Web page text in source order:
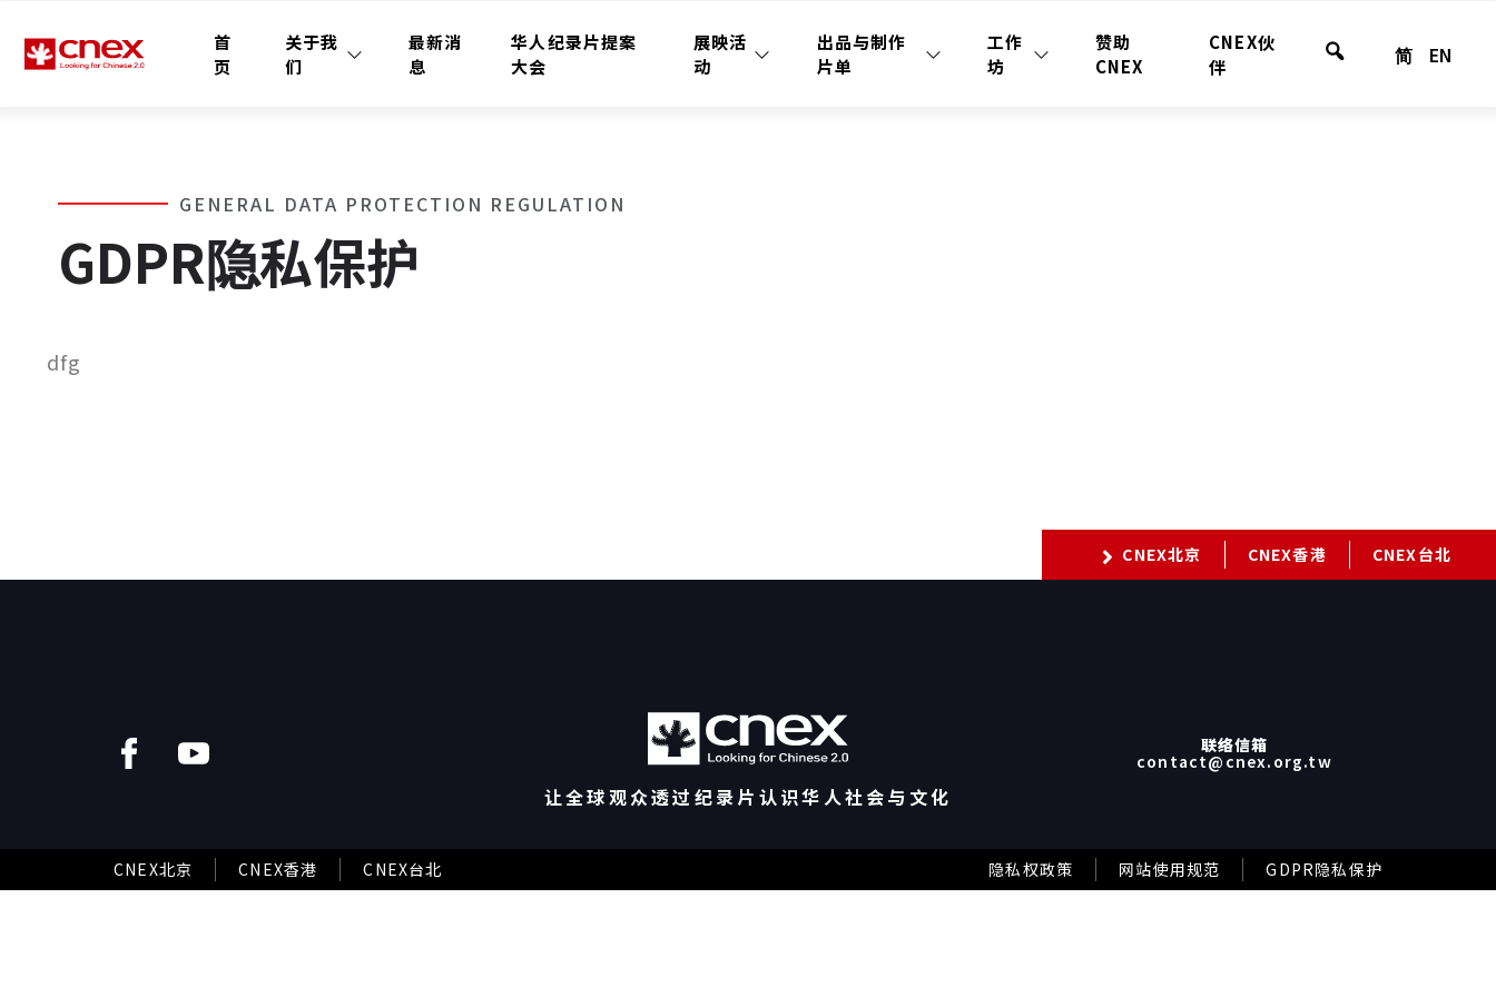
首
页
关于我
们
最新消
息
华人纪录片提案
大会
展映活
动
出品与制作
片单
工作
坊
赞助
CNEX
CNEX伙
伴
站
简 EN
GENERAL DATA PROTECTION REGULATION
GDPR隐私保护
dfg
CNEX北京 CNEX香港 CNEX台北
让全球观众透过纪录片认识华人社会与文化
联络信箱
contact@cnex.org.tw
CNEX北京 CNEX香港 CNEX台北 隐私权政策 网站使用规范 GDPR隐私保护